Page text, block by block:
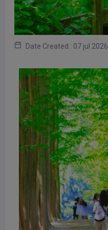
Date Created : 07 jul 2026